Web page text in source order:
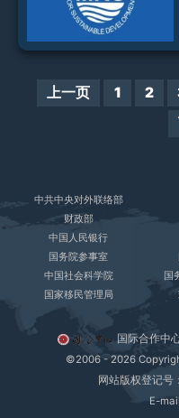
上一页 1 2
中共中央对外联络部
财政部
中国人民银行
国务院参事室
中国社会科学院
国
国家移民管理局
国际合作中
©2006 - 2026
网站版权登记号
E-